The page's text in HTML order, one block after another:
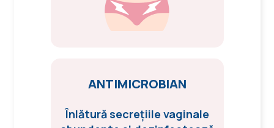
ANTIMICROBIAN
Înlătură secrețiile vaginale